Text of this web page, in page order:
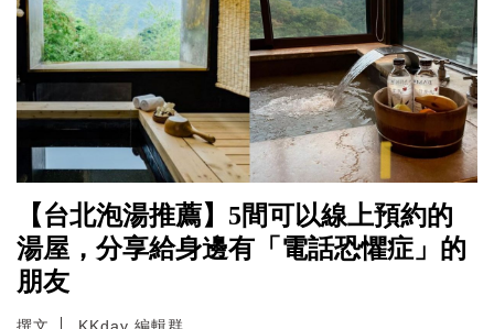
【台北泡湯推薦】5間可以線上預約的
湯屋，分享給身邊有「電話恐懼症」的
朋友
撰文 KKday 編輯群